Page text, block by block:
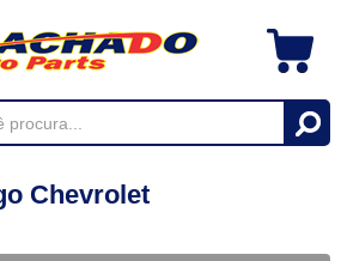
Chevrolet